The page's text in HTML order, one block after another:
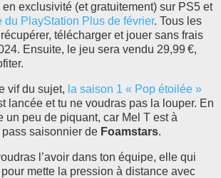
exclusivité (et gratuitement) sur PS5 et
du PlayStation Plus de février. Tous les
télécharger et jouer sans frais
Ensuite, le jeu sera vendu 29,99 €,
vif du sujet, la saison 1 « Pop étoilée »
lancée et tu ne voudras pas la louper. En
un peu de piquant, car Mel T est à
saisonnier de Foamstars.
l’avoir dans ton équipe, elle qui
mette la pression à distance avec